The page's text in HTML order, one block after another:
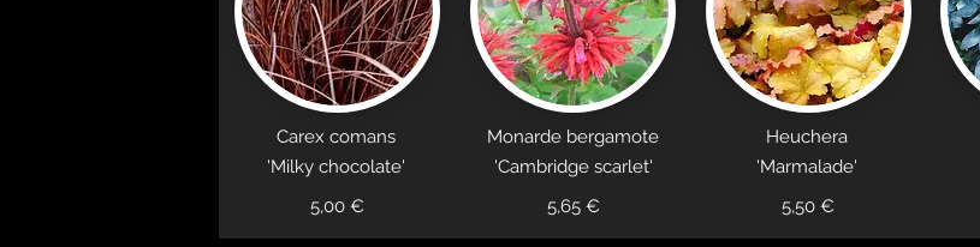
Carex comans
'Milky chocolate'
5,00 €
Monarde bergamote
'Cambridge scarlet'
5,65 €
Heuchera
'Marmalade'
5,50 €